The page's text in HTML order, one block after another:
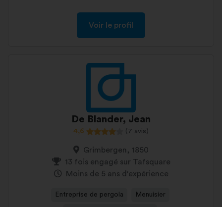
Voir le profil
De Blander, Jean
4,6 (7 avis)
Grimbergen, 1850
13 fois engagé sur Tafsquare
Moins de 5 ans d'expérience
Entreprise de pergola Menuisier